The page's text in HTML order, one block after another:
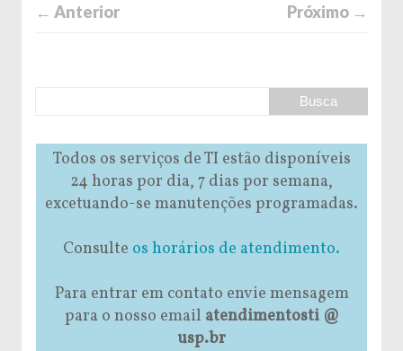
← Anterior Próximo →
Todos os serviços de TI estão disponíveis
24 horas por dia, 7 dias por semana,
excetuando-se manutenções programadas.
Consulte os horários de atendimento.
Para entrar em contato envie mensagem
para o nosso email atendimentosti @
usp.br